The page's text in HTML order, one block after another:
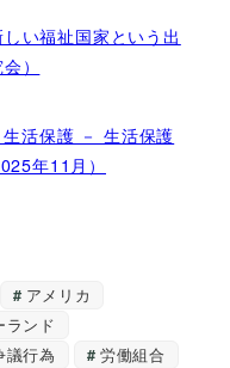
い福祉国家という出
）
活保護 － 生活保護
年11月）
アメリカ
ランド
議行為
労働組合